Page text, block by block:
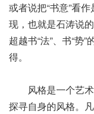
或者说把“书意”看
现，也就是石涛说
超越书“法”、书“势”
得。
风格是一个艺术
探寻自身的风格。